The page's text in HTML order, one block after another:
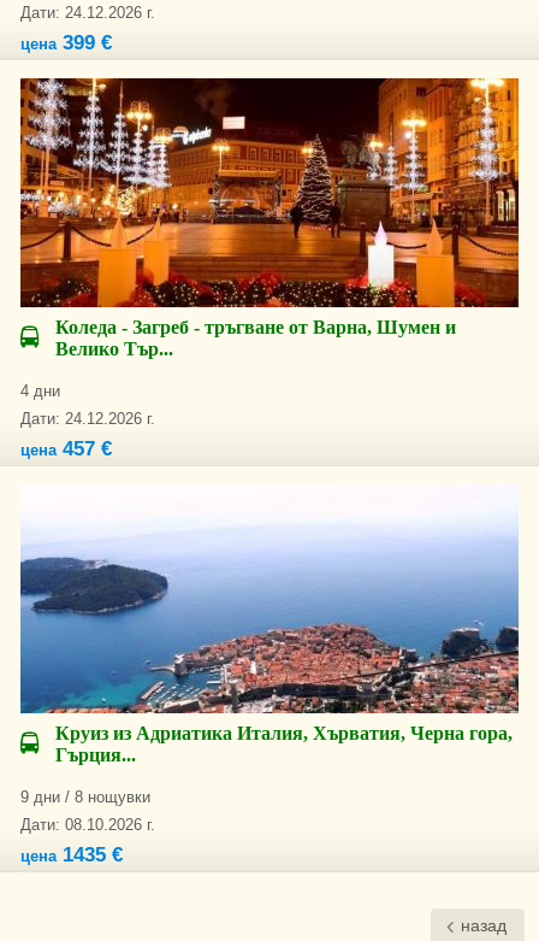
Дати: 24.12.2026 г.
цена399 €
Коледа - Загреб - тръгване от Варна, Шумен и
Велико Тър...
4 дни
Дати: 24.12.2026 г.
цена457 €
Круиз из Адриатика Италия, Хърватия, Черна гора,
Гърция...
9 дни / 8 нощувки
Дати: 08.10.2026 г.
цена1435 €
назад